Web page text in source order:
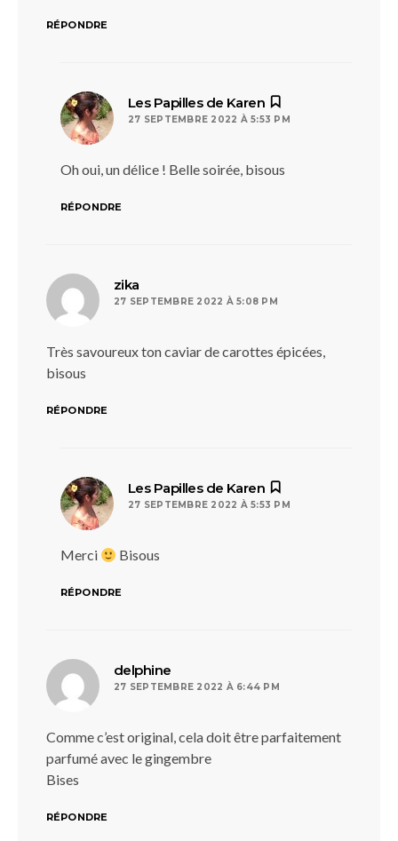
RÉPONDRE
Les Papilles de Karen
27 SEPTEMBRE 2022 À 5:53 PM
Oh oui, un délice ! Belle soirée, bisous
RÉPONDRE
zika
27 SEPTEMBRE 2022 À 5:08 PM
Très savoureux ton caviar de carottes épicées,
bisous
RÉPONDRE
Les Papilles de Karen
27 SEPTEMBRE 2022 À 5:53 PM
Merci Bisous
RÉPONDRE
delphine
27 SEPTEMBRE 2022 À 6:44 PM
Comme c’est original, cela doit être parfaitement
parfumé avec le gingembre
Bises
RÉPONDRE